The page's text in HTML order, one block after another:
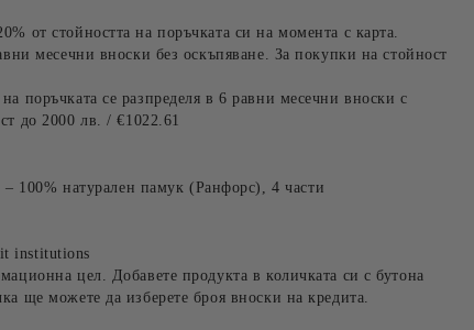
от стойността на поръчката си на момента с карта.
месечни вноски без оскъпяване. За покупки на стойност
поръчката се разпределя в 6 равни месечни вноски с
до 2000 лв. / €1022.61
натурален памук (Ранфорс), 4 части
institutions
цел. Добавете продукта в количката си с бутона
ще можете да изберете броя вноски на кредита.